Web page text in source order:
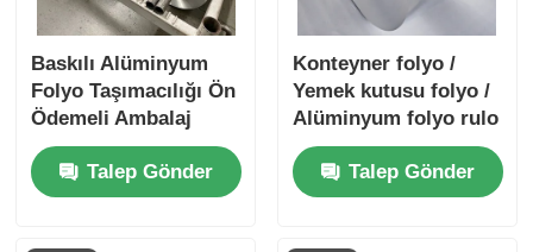
Baskılı Alüminyum
Folyo Taşımacılığı Ön
Ödemeli Ambalaj
izolasyon pişirme ve
üstün bariyer
sağlayan endüstriyel
Talep Gönder
Konteyner folyo /
Yemek kutusu folyo /
Alüminyum folyo rulo
özelleştirilebilir 3003
ve 8011 alaşımları
gıda ambalajı folyo
Talep Gönder